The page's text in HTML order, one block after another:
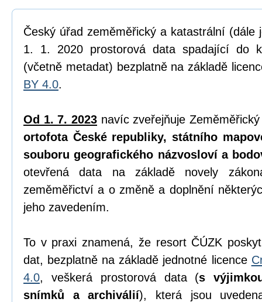
Český úřad zeměměřický a katastrální (dále
1. 1. 2020 prostorová data spadající do
(včetně metadat) bezplatně na základě
BY 4.0.
Od 1. 7. 2023 navíc zveřejňuje
ortofota České republiky, státního
souboru geografického názvosloví a
otevřená data na základě novely
zeměměřictví a o změně a doplnění
jeho zavedením.
To v praxi znamená, že resort ČÚZK
dat, bezplatně na základě jednotné licence
4.0, veškerá prostorová data (s
snímků a archiválií), která jsou